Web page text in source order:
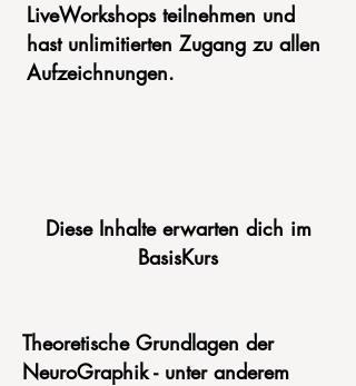
LiveWorkshops teilnehmen und
hast unlimitierten Zugang zu allen
Aufzeichnungen.
Diese Inhalte erwarten dich im
BasisKurs
Theoretische Grundlagen der
NeuroGraphik - unter anderem